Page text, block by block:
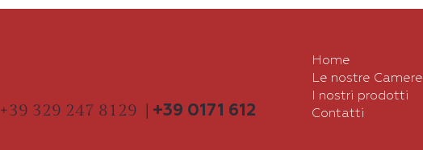
+39 329 247 8129 | +39 0171 612
Home
Le nostre Camere
I nostri prodotti
Contatti